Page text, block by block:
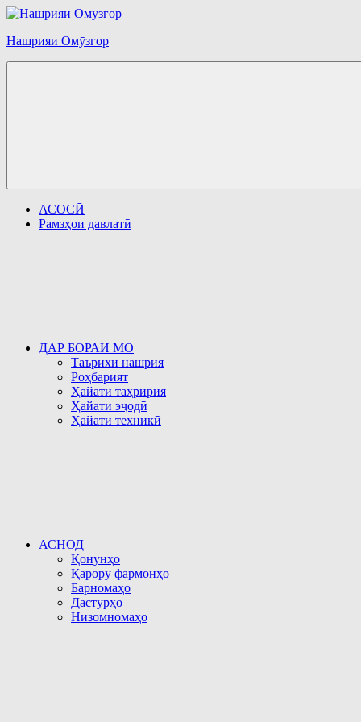
Перейти
содержимому
Нашрияи Омӯзгор
АСОСӢ
Рамзҳои давлатӣ
ДАР БОРАИ МО
Таърихи нашрия
Роҳбарият
Ҳайати таҳририя
Ҳайати эҷодӣ
Ҳайати техникӣ
АСНОД
Қонунҳо
Қарору фармонҳо
Барномаҳо
Дастурҳо
Низомномаҳо